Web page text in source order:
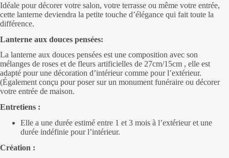
Idéale pour décorer votre salon, votre terrasse ou même votre entrée,
cette lanterne deviendra la petite touche d’élégance qui fait toute la
différence.
Lanterne aux douces pensées:
La lanterne aux douces pensées est une composition avec son
mélanges de roses et de fleurs artificielles de 27cm/15cm , elle est
adapté pour une décoration d’intérieur comme pour l’extérieur.
(Également conçu pour poser sur un monument funéraire ou décorer
votre entrée de maison.
Entretiens :
Elle a une durée estimé entre 1 et 3 mois à l’extérieur et une
durée indéfinie pour l’intérieur.
Création :